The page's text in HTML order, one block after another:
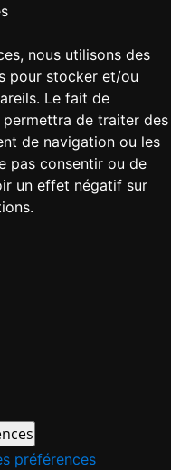
nous utilisons des
pour stocker et/ou
Le fait de
de traiter des
de navigation ou les
pas consentir ou de
un effet négatif sur
préférences